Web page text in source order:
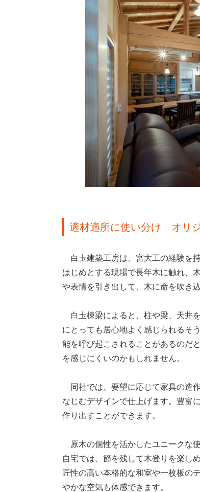
適材適所に使い分け オリ
白圡建築工房は、宮大工の経験を
はじめとする現場で長年木に触れ、
や表情を引き出して、木に命を吹き
白圡棟梁によると、柱や梁、天井
にとっても居心地よく感じられるそ
能を呼び起こされることがあるのだ
を感じにくいのかもしれません。
同社では、要望に応じて家具の造
なじむデザインで仕上げます。豊富
作り出すことができます。
原木の個性を活かしたユニークな
自宅では、節を残して木登りを楽し
匠性の高い本格的な和室や一枚板の
やかな空気も体感できます。